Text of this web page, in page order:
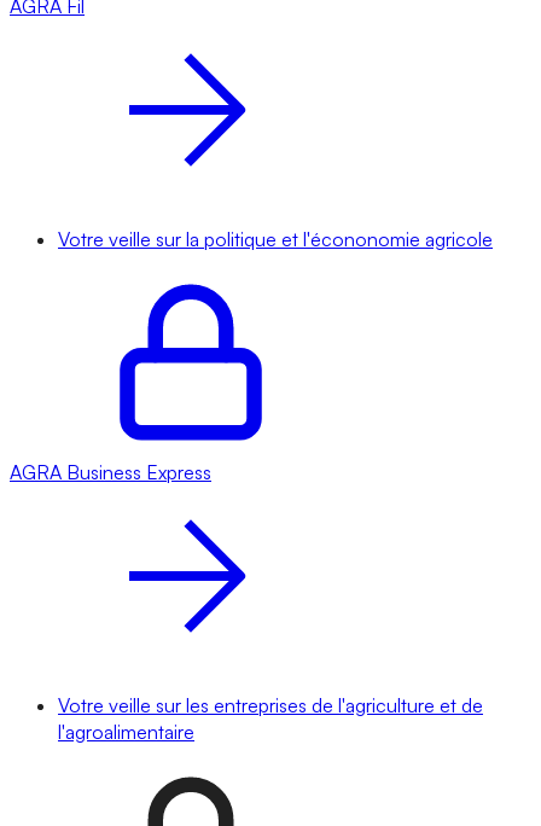
AGRA Fil
Votre veille sur la politique et l'écononomie agricole
AGRA Business Express
Votre veille sur les entreprises de l'agriculture et de
l'agroalimentaire